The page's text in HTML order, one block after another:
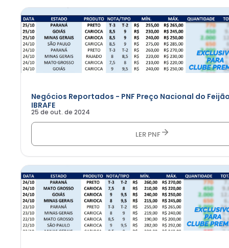
Negócios Reportados - PNF Preço Nacional do
IBRAFE
25 de out. de 2024
LER PNF